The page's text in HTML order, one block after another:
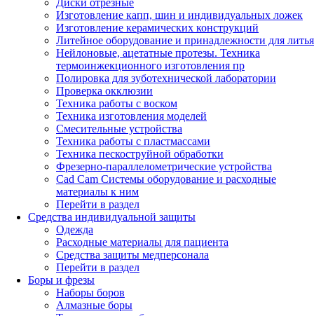
Диски отрезные
Изготовление капп, шин и индивидуальных ложек
Изготовление керамических конструкций
Литейное оборудование и принадлежности для литья
Нейлоновые, ацетатные протезы. Техника
термоинжекционного изготовления пр
Полировка для зуботехнической лаборатории
Проверка окклюзии
Техника работы с воском
Техника изготовления моделей
Смесительные устройства
Техника работы с пластмассами
Техника пескоструйной обработки
Фрезерно-параллелометрические устройства
Cad Cam Системы оборудование и расходные
материалы к ним
Перейти в раздел
Средства индивидуальной защиты
Одежда
Расходные материалы для пациента
Средства защиты медперсонала
Перейти в раздел
Боры и фрезы
Наборы боров
Алмазные боры